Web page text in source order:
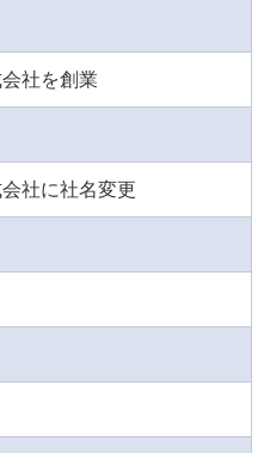
社を創業
社に社名変更